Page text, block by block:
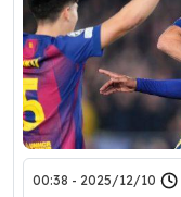
2025/12/10 - 00:38